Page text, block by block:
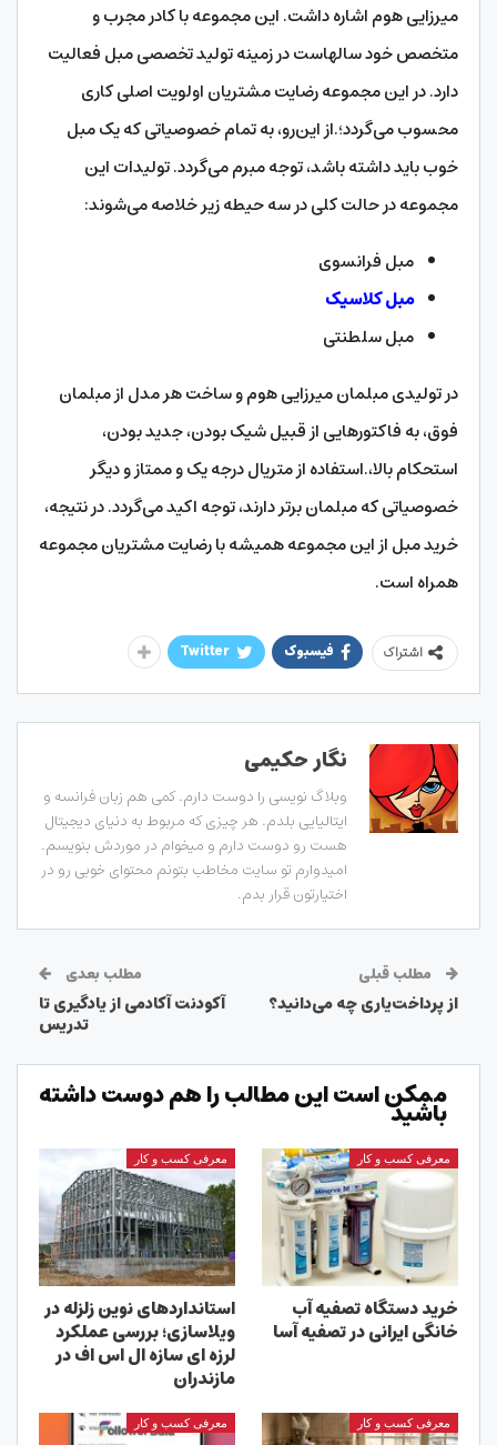
میرزایی هوم اشاره داشت. این مجموعه با کادر مجرب و
متخصص خود سالهاست در زمینه تولید تخصصی مبل فعالیت
دارد. در این مجموعه رضایت مشتریان اولویت اصلی کاری
محسوب می‌گردد؛.از این‌رو، به تمام خصوصیاتی که یک مبل
خوب باید داشته باشد، توجه مبرم می‌گردد. تولیدات این
مجموعه در حالت کلی در سه حیطه زیر خلاصه می‌شوند:
مبل فرانسوی
مبل کلاسیک
مبل سلطنتی
در تولیدی مبلمان میرزایی هوم و ساخت هر مدل از مبلمان
فوق، به فاکتورهایی از قبیل شیک بودن، جدید بودن،
استحکام بالا،.استفاده از متریال درجه یک و ممتاز و دیگر
خصوصیاتی که مبلمان برتر دارند، توجه اکید می‌گردد. در نتیجه،
خرید مبل از این مجموعه همیشه با رضایت مشتریان مجموعه
همراه است.
اشتراک فیسبوک Twitter
نگار حکیمی
وبلاگ نویسی را دوست دارم. کمی هم زبان فرانسه و
ایتالیایی بلدم. هر چیزی که مربوط به دنیای دیجیتال
هست رو دوست دارم و میخوام در موردش بنویسم.
امیدوارم تو سایت مخاطب بتونم محتوای خوبی رو در
اختیارتون قرار بدم.
مطلب قبلی
از پرداخت‌یاری چه می‌دانید؟
مطلب بعدی
آکودنت آکادمی از یادگیری تا
تدریس
ممکن است این مطالب را هم دوست داشته
باشید
معرفی کسب و کار
خرید دستگاه تصفیه آب
خانگی ایرانی در تصفیه آسا
معرفی کسب و کار
استانداردهای نوین زلزله در
ویلاسازی؛ بررسی عملکرد
لرزه ای سازه ال اس اف در
مازندران
معرفی کسب و کار معرفی کسب و کار